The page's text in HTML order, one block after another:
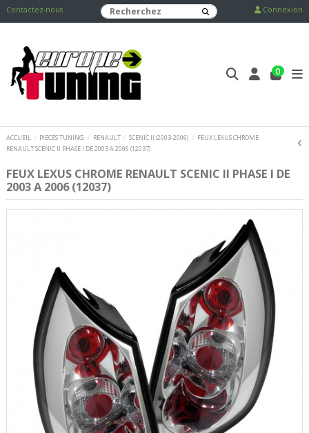
Contactez-nous Connexion
0
ACCUEIL PIECES TUNING RENAULT SCENIC II (2003-2006)
FEUX LEXUS CHROME
RENAULT SCENIC II PHASE I DE 2003 A 2006 (12037)
FEUX LEXUS CHROME RENAULT SCENIC II PHASE I DE
2003 A 2006 (12037)